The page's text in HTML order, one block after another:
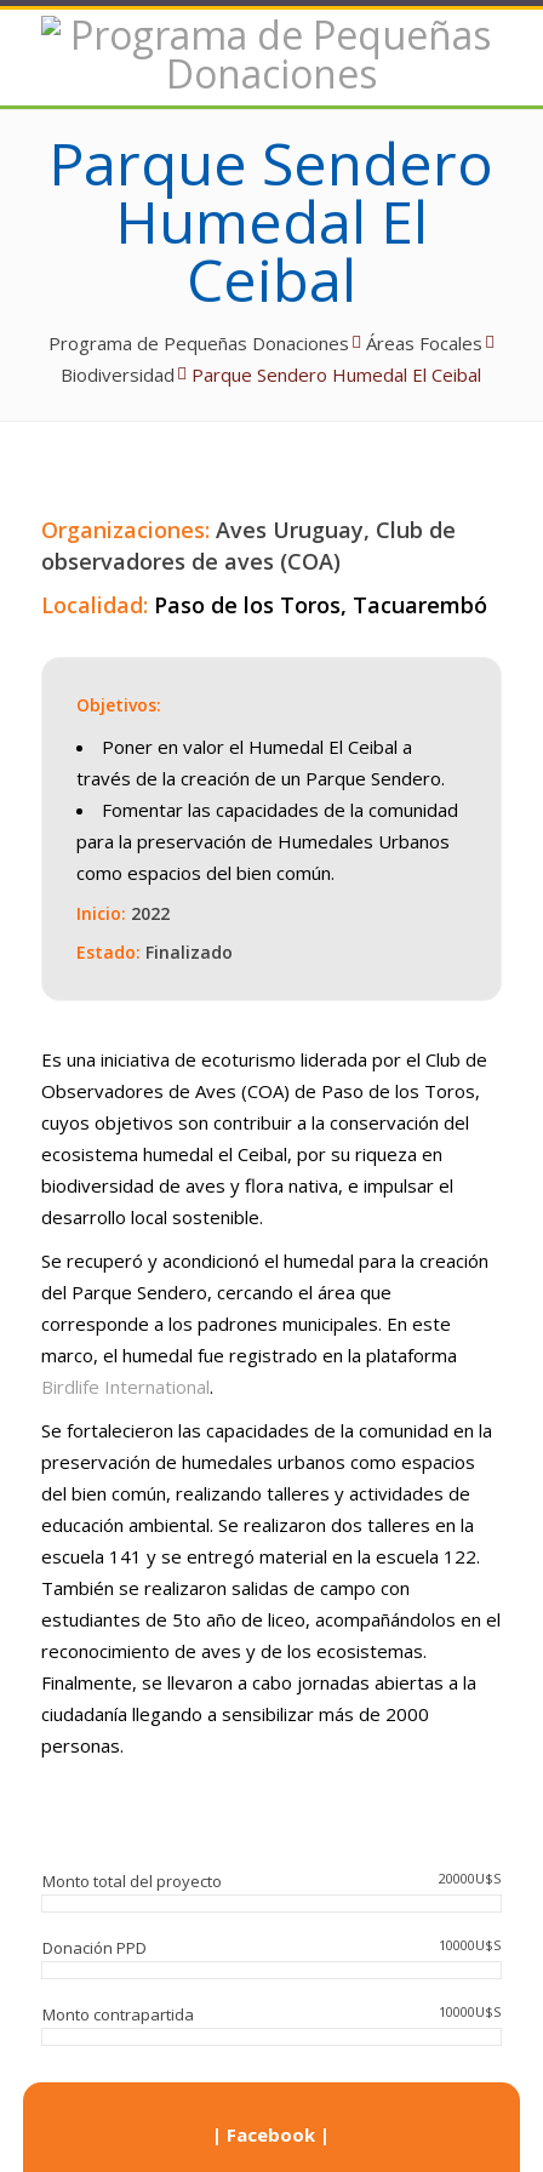
Parque Sendero
Humedal El
Ceibal
Programa de Pequeñas Donaciones
Áreas Focales
Biodiversidad
Parque Sendero Humedal El Ceibal
Organizaciones: Aves Uruguay, Club de
observadores de aves (COA)
Localidad: Paso de los Toros, Tacuarembó
Objetivos:
Poner en valor el Humedal El Ceibal a
través de la creación de un Parque Sendero.
Fomentar las capacidades de la comunidad
para la preservación de Humedales Urbanos
como espacios del bien común.
Inicio: 2022
Estado: Finalizado
Es una iniciativa de ecoturismo liderada por el Club de
Observadores de Aves (COA) de Paso de los Toros,
cuyos objetivos son contribuir a la conservación del
ecosistema humedal el Ceibal, por su riqueza en
biodiversidad de aves y flora nativa, e impulsar el
desarrollo local sostenible.
Se recuperó y acondicionó el humedal para la creación
del Parque Sendero, cercando el área que
corresponde a los padrones municipales. En este
marco, el humedal fue registrado en la plataforma
Birdlife International.
Se fortalecieron las capacidades de la comunidad en la
preservación de humedales urbanos como espacios
del bien común, realizando talleres y actividades de
educación ambiental. Se realizaron dos talleres en la
escuela 141 y se entregó material en la escuela 122.
También se realizaron salidas de campo con
estudiantes de 5to año de liceo, acompañándolos en el
reconocimiento de aves y de los ecosistemas.
Finalmente, se llevaron a cabo jornadas abiertas a la
ciudadanía llegando a sensibilizar más de 2000
personas.
Monto total del proyecto 20000U$S
Donación PPD 10000U$S
Monto contrapartida 10000U$S
| Facebook |